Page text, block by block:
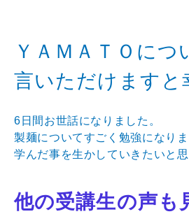
ＹＡＭＡＴＯにつ
言いただけますと
6日間お世話になりました。
製麺についてすごく勉強になりま
学んだ事を生かしていきたいと
他の受講生の声も